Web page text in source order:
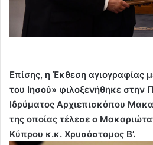
Επίσης, η Έκθεση αγιογραφίας
του Ιησού» φιλοξενήθηκε στην
Ιδρύματος Αρχιεπισκόπου
της οποίας τέλεσε ο
Κύπρου κ.κ. Χρυσόστομος Β’.